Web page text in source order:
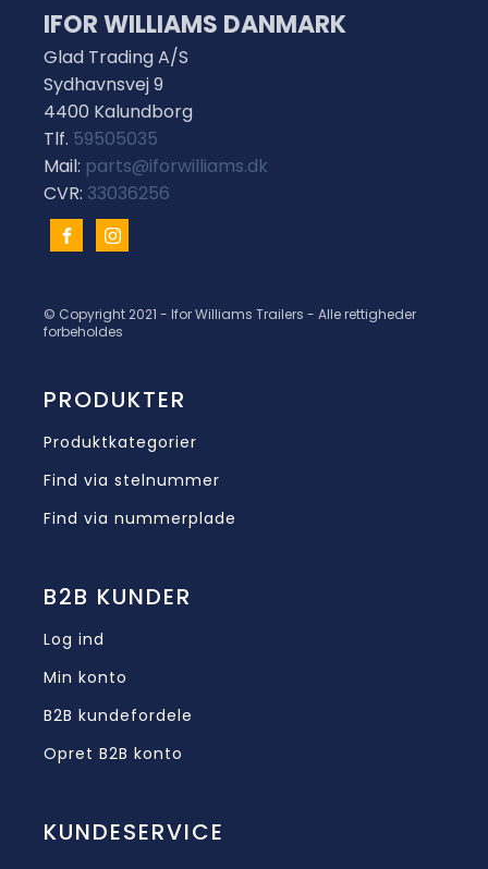
IFOR WILLIAMS DANMARK
Glad Trading A/S
Sydhavnsvej 9
4400 Kalundborg
Tlf. 59505035
Mail: parts@iforwilliams.dk
CVR: 33036256
© Copyright 2021 - Ifor Williams Trailers - Alle rettigheder
forbeholdes
PRODUKTER
Produktkategorier
Find via stelnummer
Find via nummerplade
B2B KUNDER
Log ind
Min konto
B2B kundefordele
Opret B2B konto
KUNDESERVICE